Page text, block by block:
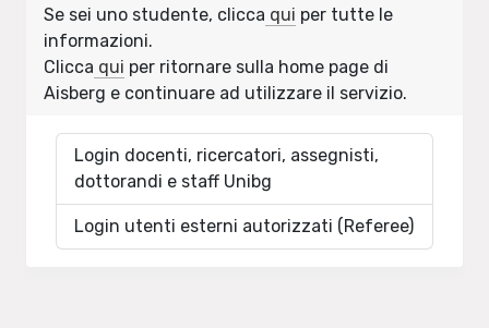
Se sei uno studente, clicca qui per tutte le
informazioni.
Clicca qui per ritornare sulla home page di
Aisberg e continuare ad utilizzare il servizio.
Login docenti, ricercatori, assegnisti,
dottorandi e staff Unibg
Login utenti esterni autorizzati (Referee)